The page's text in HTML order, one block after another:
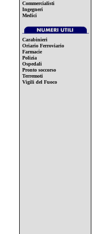
Commercialisti
Ingegneri
Medici
Carabinieri
Oriario Ferroviario
Farmacie
Polizia
Ospedali
Pronto soccorso
Terremoti
Vigili del Fuoco